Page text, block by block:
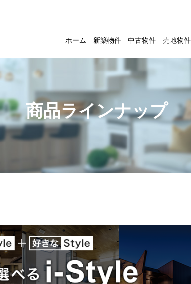
商品ラインナップ
ホーム 新築物件 中古物件 売地物件